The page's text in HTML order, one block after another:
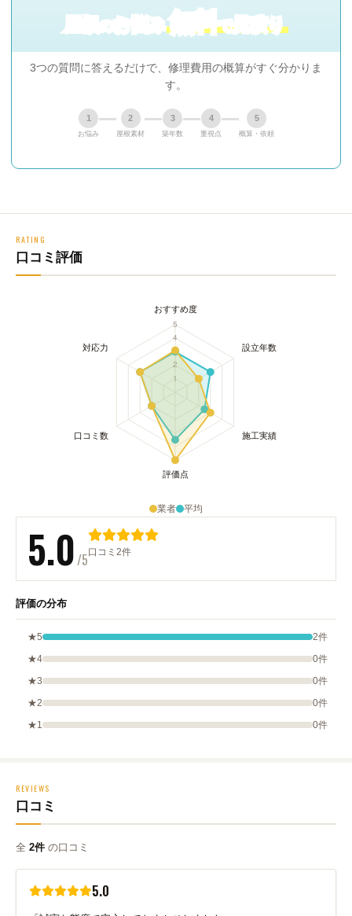
屋根 のお悩み無料で見積り
3つの質問に答えるだけで、修理費用の概算がすぐ分かりま
す。
1
お悩み
2
屋根素材
3
築年数
4
重視点
5
概算・依頼
RATING
口コミ評価
業者 平均
5.0 /5口コミ2件
評価の分布
★5
2件
★4
0件
★3
0件
★2
0件
★1
0件
REVIEWS
口コミ
全 2件 の口コミ
5.0